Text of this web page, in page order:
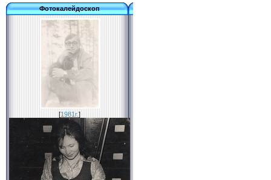
Фотокалейдоскоп
[1981г.]